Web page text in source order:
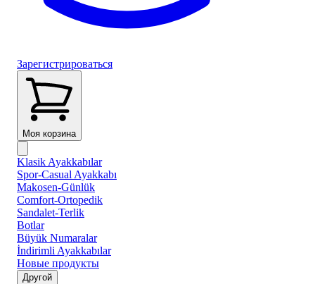
Зарегистрироваться
Моя корзина
Klasik Ayakkabılar
Spor-Casual Ayakkabı
Makosen-Günlük
Comfort-Ortopedik
Sandalet-Terlik
Botlar
Büyük Numaralar
İndirimli Ayakkabılar
Новые продукты
Другой